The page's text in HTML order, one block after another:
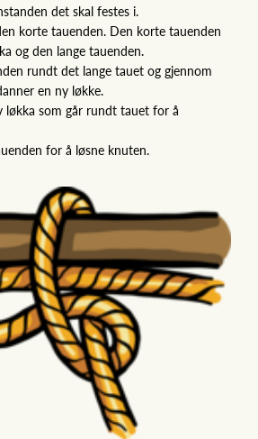
det skal festes i.
korte tauenden. Den korte tauenden
og den lange tauenden.
rundt det lange tauet og gjennom
en ny løkke.
løkka som går rundt tauet for å
for å løsne knuten.